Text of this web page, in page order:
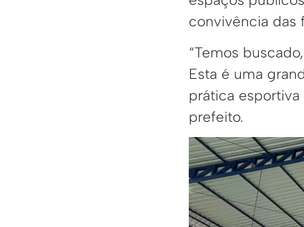
convivência das
“Temos
Esta é uma
prática
prefeito.